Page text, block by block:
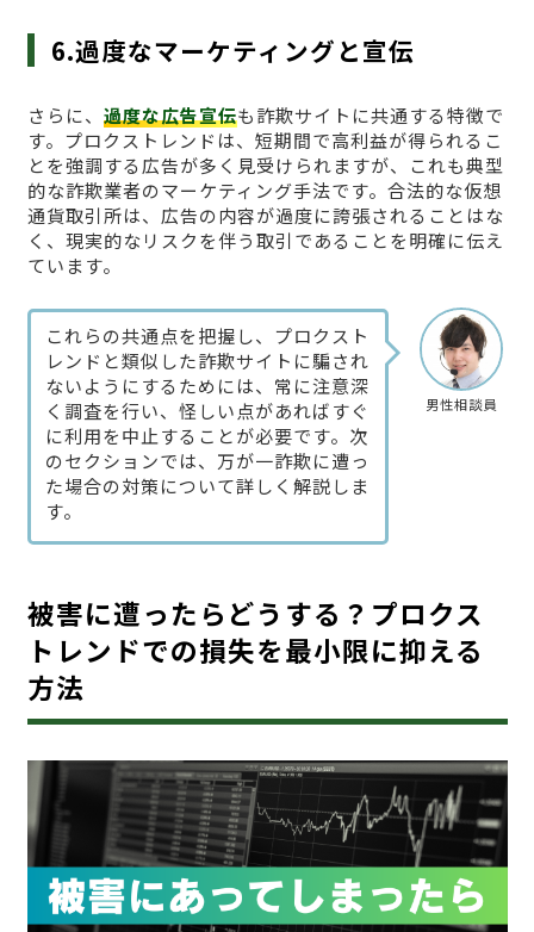
6.過度なマーケティングと宣伝
さらに、 過度な広告宣伝も詐欺サイトに共通する特徴で
す。プロクストレンドは、短期間で高利益が得られるこ
とを強調する広告が多く見受けられますが、これも典型
的な詐欺業者のマーケティング手法です。合法的な仮想
通貨取引所は、広告の内容が過度に誇張されることはな
く、現実的なリスクを伴う取引であることを明確に伝え
ています。
男性相談員
これらの共通点を把握し、プロクスト
レンドと類似した詐欺サイトに騙され
ないようにするためには、常に注意深
く調査を行い、怪しい点があればすぐ
に利用を中止することが必要です。次
のセクションでは、万が一詐欺に遭っ
た場合の対策について詳しく解説しま
す。
被害に遭ったらどうする？プロクス
トレンドでの損失を最小限に抑える
方法